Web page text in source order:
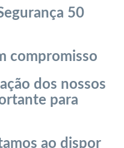
50
compromisso
dos nossos
para
ao dispor